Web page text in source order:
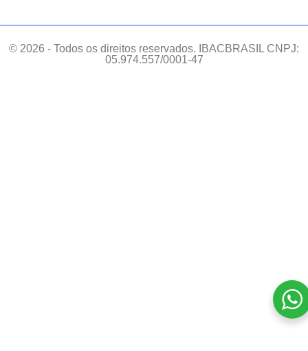
© 2026 - Todos os direitos reservados. IBACBRASIL CNPJ:
05.974.557/0001-47